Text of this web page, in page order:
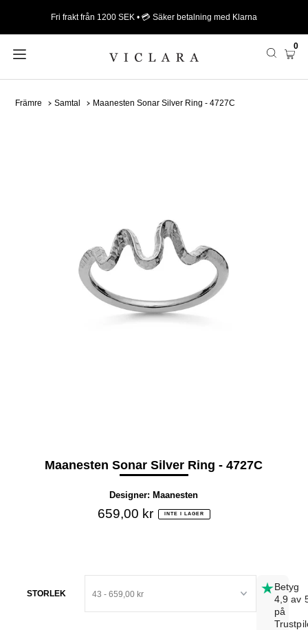
Fri frakt från 1200 SEK • 💳 Säker betalning med Klarna
0
Främre Samtal Maanesten Sonar Silver Ring - 4727C
Maanesten Sonar Silver Ring - 4727C
Designer: Maanesten
659,00 kr INTE I LAGER
STORLEK
Betyg
4,9 av
på